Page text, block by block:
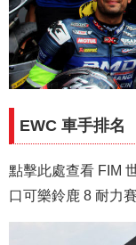
EWC 車手排名
點擊此處查看 FIM
口可樂鈴鹿 8 耐力